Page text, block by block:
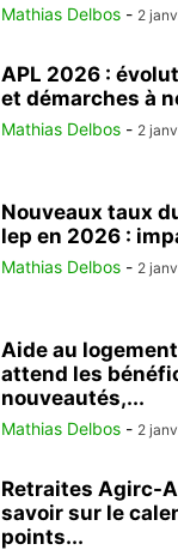
Mathias Delbos - 2
APL 2026 :
et démarches à
Mathias Delbos - 2
Nouveaux taux
lep en 2026 :
Mathias Delbos - 2
Aide au
attend les
nouveautés,...
Mathias Delbos - 2
Retraites Agirc-
savoir sur le
points...